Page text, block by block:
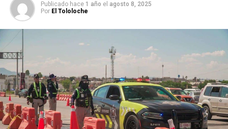
Publicado hace 1 año el agosto 8, 2025
Por El Tololoche